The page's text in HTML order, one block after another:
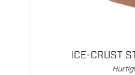
ICE-CRUST